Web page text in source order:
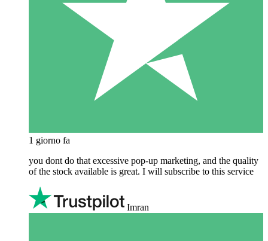
1 giorno fa
you dont do that excessive pop-up marketing, and the quality
of the stock available is great. I will subscribe to this service
Imran